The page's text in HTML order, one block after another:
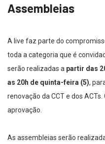
Assembleias
A live faz parte do
toda a categoria que é
serão realizadas a partir das
as 20h de quinta-feira (5),
renovação da CCT e dos
aprovação.
As assembleias serão